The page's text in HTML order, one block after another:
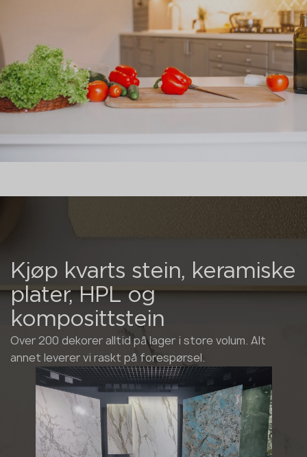
Kjøp kvarts stein, keramiske
plater, HPL og
komposittstein
Over 200 dekorer alltid på lager i store volum. Alt
annet leverer vi raskt på forespørsel.